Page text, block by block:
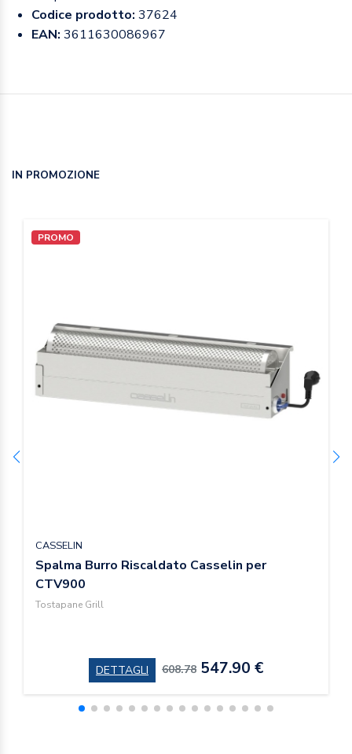
Codice prodotto: 37624
EAN: 3611630086967
IN PROMOZIONE
PROMO
CASSELIN
Spalma Burro Riscaldato Casselin per
CTV900
Tostapane Grill
DETTAGLI 608.78 547.90 €